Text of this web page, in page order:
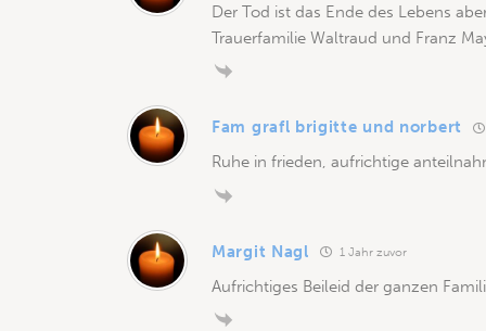
Der Tod ist das Ende des Lebens
Trauerfamilie Waltraud und Franz
Fam grafl brigitte und norbert
Ruhe in frieden, aufrichtige
Margit Nagl 1 Jahr zuvor
Aufrichtiges Beileid der ganzen